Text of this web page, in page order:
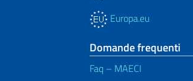
Europa.eu
Domande frequenti
Faq – MAECI